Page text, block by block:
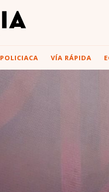
POLICIACA VÍA RÁPIDA